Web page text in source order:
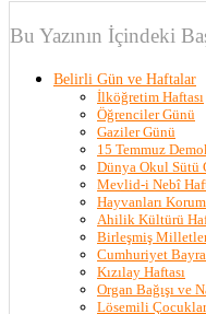
Bu Yazının İçindeki
Belirli Gün ve Haftalar
İlköğretim Haftası
Öğrenciler Günü
Gaziler Günü
15 Temmuz
Dünya Okul Sütü
Mevlid-i Nebî
Hayvanları
Ahilik Kültürü
Birleşmiş
Cumhuriyet
Kızılay Haftası
Organ Bağışı ve
Lösemili Çocuklar